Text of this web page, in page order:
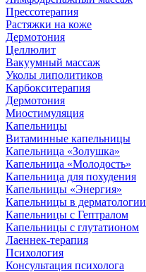
Прессотерапия
Растяжки на коже
Дермотония
Целлюлит
Вакуумный массаж
Уколы липолитиков
Карбокситерапия
Дермотония
Миостимуляция
Капельницы
Витаминные капельницы
Капельница «Золушка»
Капельница «Молодость»
Капельница для похудения
Капельницы «Энергия»
Капельницы в дерматологии
Капельницы с Гептралом
Капельницы с глутатионом
Лаеннек-терапия
Психология
Консультация психолога